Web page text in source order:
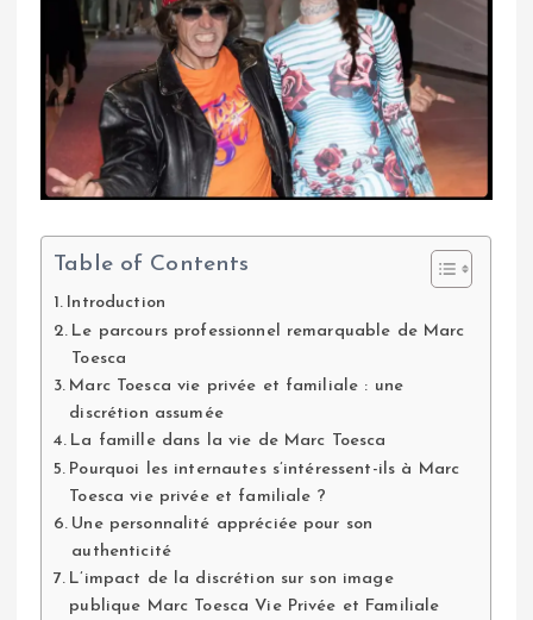
Table of Contents
Introduction
Le parcours professionnel remarquable de Marc
Toesca
Marc Toesca vie privée et familiale : une
discrétion assumée
La famille dans la vie de Marc Toesca
Pourquoi les internautes s’intéressent-ils à Marc
Toesca vie privée et familiale ?
Une personnalité appréciée pour son
authenticité
L’impact de la discrétion sur son image
publique Marc Toesca Vie Privée et Familiale